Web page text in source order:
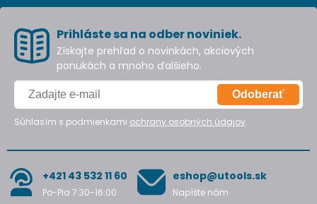
Prihláste sa na odber noviniek.
Získajte prehľad o novinkách, akciových
ponukách a mnoho ďalšieho.
Odoberať
Súhlasím s podmienkami ochrany osobných údajov.
+421 43 532 11 60
Po-Pia 7:30-16:00
eshop@utools.sk
Napíšte nám